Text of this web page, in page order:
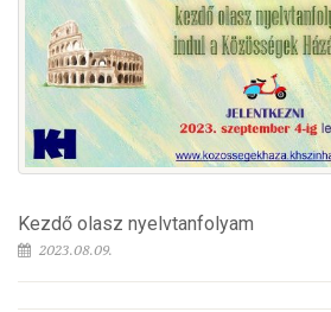
Kezdő olasz nyelvtanfolyam
2023.08.09.